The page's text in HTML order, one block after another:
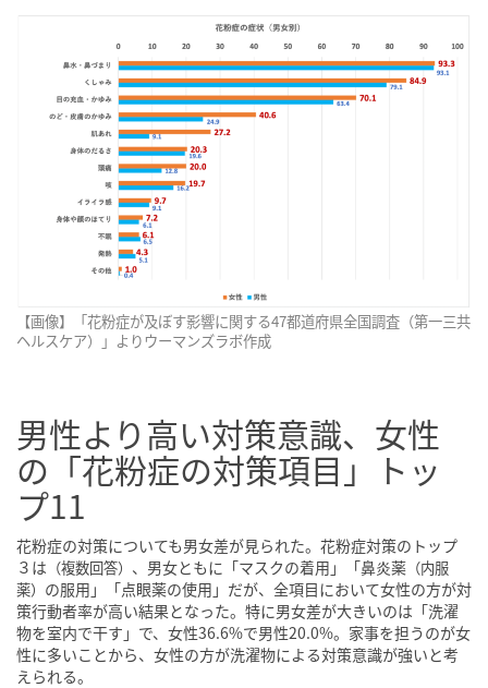
【画像】「花粉症が及ぼす影響に関する47都道府県全国調査（第一三共
ヘルスケア）」よりウーマンズラボ作成
男性より高い対策意識、女性
の「花粉症の対策項目」トッ
プ11
花粉症の対策についても男女差が見られた。花粉症対策のトップ
３は （複数回答） 、男女ともに「マスクの着用」「鼻炎薬 （内服
薬） の服用」「点眼薬の使用」だが、全項目において女性の方が対
策行動者率が高い結果となった。特に男女差が大きいのは「洗濯
物を室内で干す」で、女性36.6%で男性20.0%。家事を担うのが女
性に多いことから、女性の方が洗濯物による対策意識が強いと考
えられる。